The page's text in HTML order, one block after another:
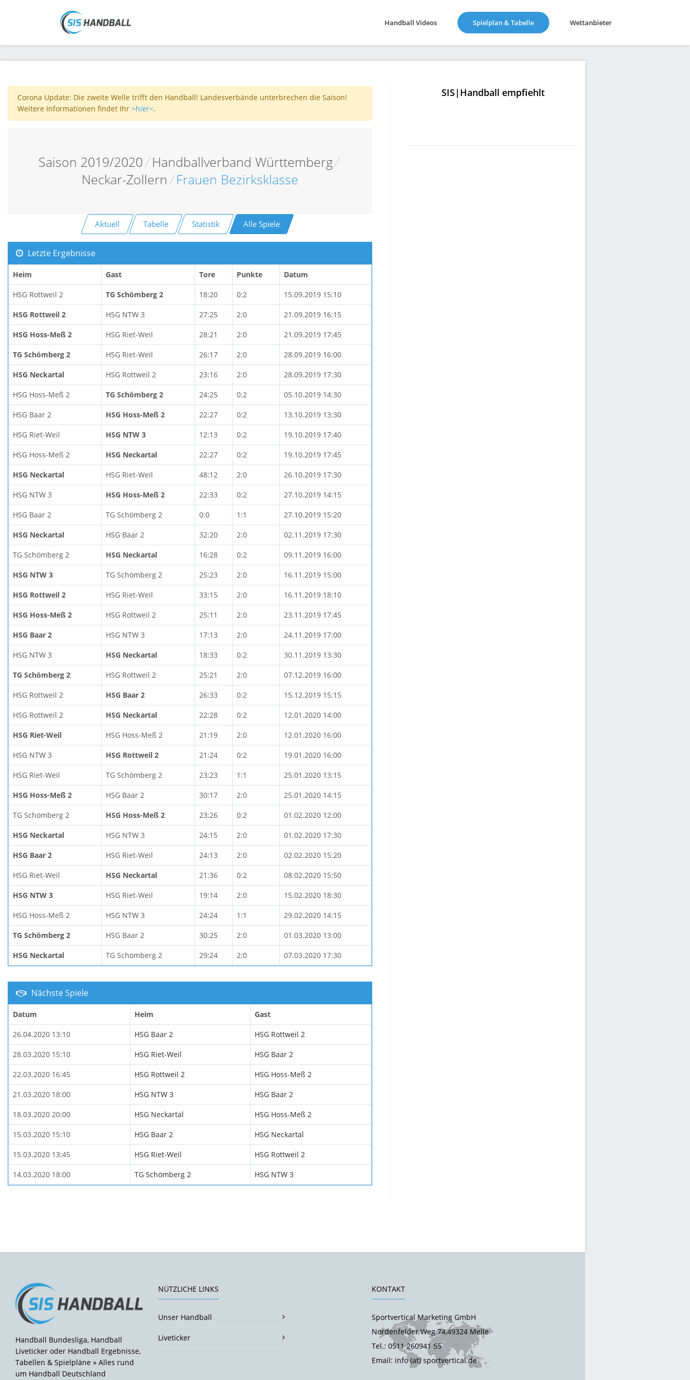
Handball Videos Spielplan & Tabelle(current) Wettanbieter
Corona Update: Die zweite Welle trifft den Handball! Landesverbände unterbrechen die Saison!
Weitere Informationen findet Ihr >hier<.
Saison 2019/2020/ Handballverband Württemberg/
Neckar-Zollern/Frauen Bezirksklasse
Aktuell Tabelle Statistik Alle Spiele
Letzte Ergebnisse
Heim Gast Tore Punkte Datum
HSG Rottweil 2 TG Schömberg 2 18:20 0:2 15.09.2019 15:10
HSG Rottweil 2 HSG NTW 3 27:25 2:0 21.09.2019 16:15
HSG Hoss-Meß 2 HSG Riet-Weil 28:21 2:0 21.09.2019 17:45
TG Schömberg 2 HSG Riet-Weil 26:17 2:0 28.09.2019 16:00
HSG Neckartal HSG Rottweil 2 23:16 2:0 28.09.2019 17:30
HSG Hoss-Meß 2 TG Schömberg 2 24:25 0:2 05.10.2019 14:30
HSG Baar 2 HSG Hoss-Meß 2 22:27 0:2 13.10.2019 13:30
HSG Riet-Weil HSG NTW 3 12:13 0:2 19.10.2019 17:40
HSG Hoss-Meß 2 HSG Neckartal 22:27 0:2 19.10.2019 17:45
HSG Neckartal HSG Riet-Weil 48:12 2:0 26.10.2019 17:30
HSG NTW 3 HSG Hoss-Meß 2 22:33 0:2 27.10.2019 14:15
HSG Baar 2 TG Schömberg 2 0:0 1:1 27.10.2019 15:20
HSG Neckartal HSG Baar 2 32:20 2:0 02.11.2019 17:30
TG Schömberg 2 HSG Neckartal 16:28 0:2 09.11.2019 16:00
HSG NTW 3 TG Schömberg 2 25:23 2:0 16.11.2019 15:00
HSG Rottweil 2 HSG Riet-Weil 33:15 2:0 16.11.2019 18:10
HSG Hoss-Meß 2 HSG Rottweil 2 25:11 2:0 23.11.2019 17:45
HSG Baar 2 HSG NTW 3 17:13 2:0 24.11.2019 17:00
HSG NTW 3 HSG Neckartal 18:33 0:2 30.11.2019 13:30
TG Schömberg 2 HSG Rottweil 2 25:21 2:0 07.12.2019 16:00
HSG Rottweil 2 HSG Baar 2 26:33 0:2 15.12.2019 15:15
HSG Rottweil 2 HSG Neckartal 22:28 0:2 12.01.2020 14:00
HSG Riet-Weil HSG Hoss-Meß 2 21:19 2:0 12.01.2020 16:00
HSG NTW 3 HSG Rottweil 2 21:24 0:2 19.01.2020 16:00
HSG Riet-Weil TG Schömberg 2 23:23 1:1 25.01.2020 13:15
HSG Hoss-Meß 2 HSG Baar 2 30:17 2:0 25.01.2020 14:15
TG Schömberg 2 HSG Hoss-Meß 2 23:26 0:2 01.02.2020 12:00
HSG Neckartal HSG NTW 3 24:15 2:0 01.02.2020 17:30
HSG Baar 2 HSG Riet-Weil 24:13 2:0 02.02.2020 15:20
HSG Riet-Weil HSG Neckartal 21:36 0:2 08.02.2020 15:50
HSG NTW 3 HSG Riet-Weil 19:14 2:0 15.02.2020 18:30
HSG Hoss-Meß 2 HSG NTW 3 24:24 1:1 29.02.2020 14:15
TG Schömberg 2 HSG Baar 2 30:25 2:0 01.03.2020 13:00
HSG Neckartal TG Schömberg 2 29:24 2:0 07.03.2020 17:30
Nächste Spiele
Datum Heim Gast
26.04.2020 13:10 HSG Baar 2 HSG Rottweil 2
28.03.2020 15:10 HSG Riet-Weil HSG Baar 2
22.03.2020 16:45 HSG Rottweil 2 HSG Hoss-Meß 2
21.03.2020 18:00 HSG NTW 3 HSG Baar 2
18.03.2020 20:00 HSG Neckartal HSG Hoss-Meß 2
15.03.2020 15:10 HSG Baar 2 HSG Neckartal
15.03.2020 13:45 HSG Riet-Weil HSG Rottweil 2
14.03.2020 18:00 TG Schömberg 2 HSG NTW 3
SIS|Handball empfiehlt
Handball Bundesliga, Handball
Liveticker oder Handball Ergebnisse,
Tabellen & Spielpläne » Alles rund
um Handball Deutschland
NÜTZLICHE LINKS
Unser Handball
Liveticker
KONTAKT
Sportvertical Marketing GmbH
Nordenfelder Weg 74,49324 Melle
Tel.: 0511 260941 55
Email: info (at) sportvertical.de